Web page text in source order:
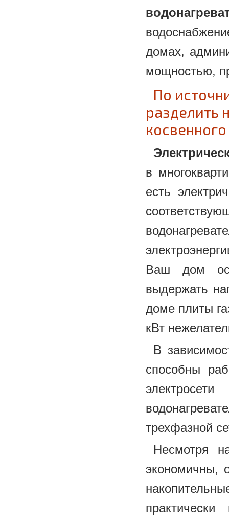
домах,
мощностью,
По
разделить
в
есть
Ваш дом
выдержать
доме плиты
кВт
В
способны
трехфазной
Несмотря
экономичны,